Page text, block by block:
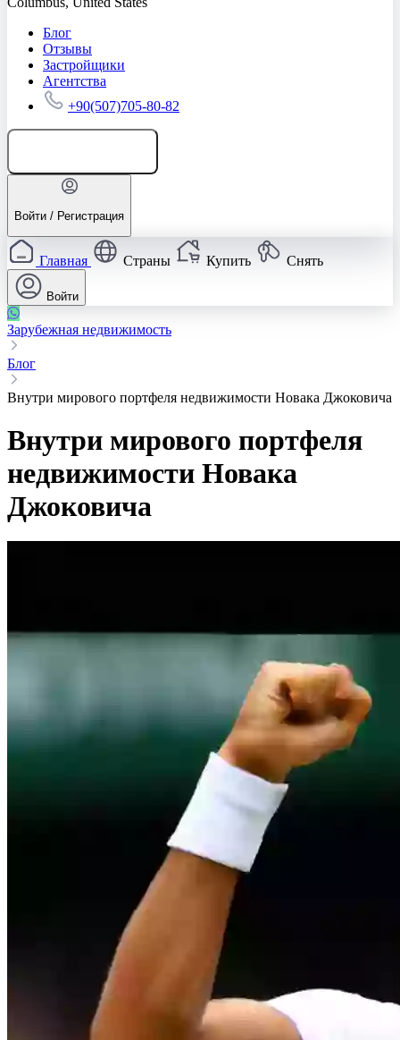
Блог
Отзывы
Застройщики
Агентства
+90(507)705-80-82
Войти / Регистрация
Главная Страны Купить Снять
Войти
Зарубежная недвижимость
Блог
Внутри мирового портфеля недвижимости Новака Джоковича
Внутри мирового портфеля
недвижимости Новака
Джоковича